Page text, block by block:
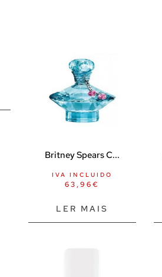
Britney Spears C...
63,96€
IVA INCLUIDO
LER MAIS